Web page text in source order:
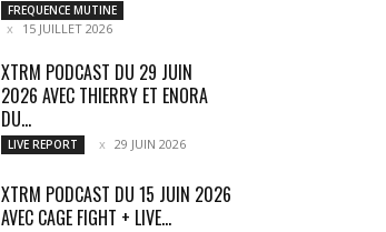
FREQUENCE MUTINE
15 JUILLET 2026
XTRM PODCAST DU 29 JUIN
2026 AVEC THIERRY ET ENORA
DU...
LIVE REPORT 29 JUIN 2026
XTRM PODCAST DU 15 JUIN 2026
AVEC CAGE FIGHT + LIVE...